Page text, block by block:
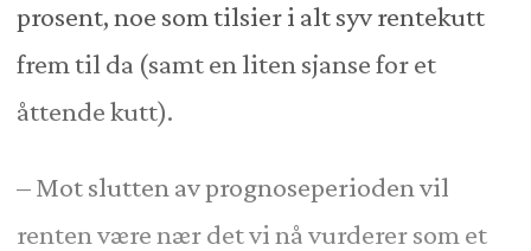
prosent, noe som tilsier i alt syv rentekutt
frem til da (samt en liten sjanse for et
åttende kutt).
– Mot slutten av prognoseperioden vil
renten være nær det vi nå vurderer som et